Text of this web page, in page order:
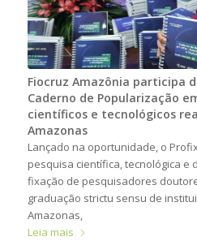
Fiocruz Amazônia participa
Caderno de Popularização
científicos e tecnológicos
Amazonas
Lançado na oportunidade, o
pesquisa científica, tecnológica e
fixação de pesquisadores
graduação strictu sensu de
Amazonas,
Leia mais